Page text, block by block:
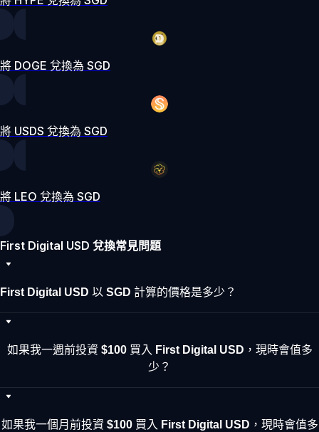
將 DOGE 兌換為 SGD
將 USDS 兌換為 SGD
將 LEO 兌換為 SGD
First Digital USD 兌換常見問題
First Digital USD 以 SGD 計算的價格是多少？
如果我一週前投資 $100 買入 First Digital USD，現時會值多
少？
如果我一個月前投資 $100 買入 First Digital USD，現時會值多